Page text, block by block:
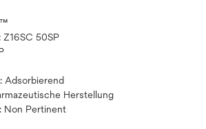
Z16SC 50SP
Adsorbierend
Herstellung
Non Pertinent